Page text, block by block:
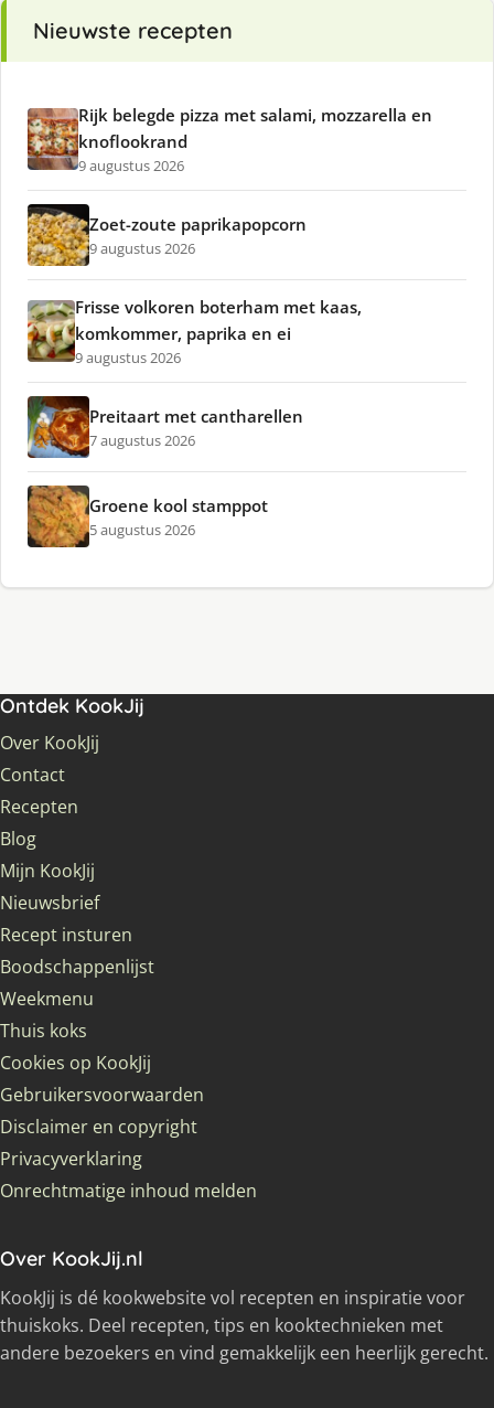
Nieuwste recepten
Rijk belegde pizza met salami, mozzarella en
knoflookrand
9 augustus 2026
Zoet-zoute paprikapopcorn
9 augustus 2026
Frisse volkoren boterham met kaas,
komkommer, paprika en ei
9 augustus 2026
Preitaart met cantharellen
7 augustus 2026
Groene kool stamppot
5 augustus 2026
Ontdek KookJij
Over KookJij
Contact
Recepten
Blog
Mijn KookJij
Nieuwsbrief
Recept insturen
Boodschappenlijst
Weekmenu
Thuis koks
Cookies op KookJij
Gebruikersvoorwaarden
Disclaimer en copyright
Privacyverklaring
Onrechtmatige inhoud melden
Over KookJij.nl
KookJij is dé kookwebsite vol recepten en inspiratie voor
thuiskoks. Deel recepten, tips en kooktechnieken met
andere bezoekers en vind gemakkelijk een heerlijk gerecht.